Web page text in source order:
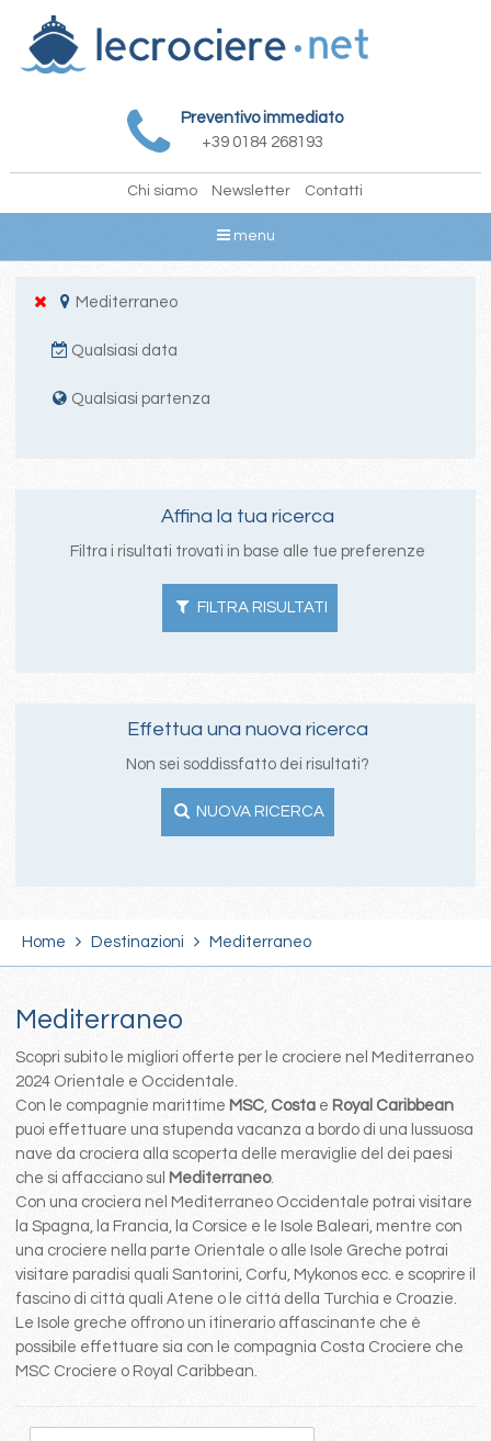
Preventivo immediato
+39 0184 268193
Chi siamo Newsletter Contatti
menu
Mediterraneo
Qualsiasi data
Qualsiasi partenza
Affina la tua ricerca
Filtra i risultati trovati in base alle tue preferenze
FILTRA RISULTATI
Effettua una nuova ricerca
Non sei soddissfatto dei risultati?
NUOVA RICERCA
Home Destinazioni Mediterraneo
Mediterraneo
Scopri subito le migliori offerte per le crociere nel Mediterraneo
2024 Orientale e Occidentale.
Con le compagnie marittime MSC, Costa e Royal Caribbean
puoi effettuare una stupenda vacanza a bordo di una lussuosa
nave da crociera alla scoperta delle meraviglie del dei paesi
che si affacciano sul Mediterraneo.
Con una crociera nel Mediterraneo Occidentale potrai visitare
la Spagna, la Francia, la Corsice e le Isole Baleari, mentre con
una crociere nella parte Orientale o alle Isole Greche potrai
visitare paradisi quali Santorini, Corfu, Mykonos ecc. e scoprire il
fascino di città quali Atene o le città della Turchia e Croazie.
Le Isole greche offrono un itinerario affascinante che è
possibile effettuare sia con le compagnia Costa Crociere che
MSC Crociere o Royal Caribbean.